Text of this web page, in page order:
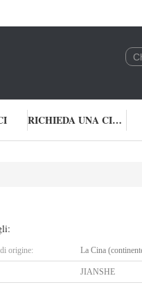
RICHIEDA UNA CITAZIONE
origine: La Cina
JIANSHE